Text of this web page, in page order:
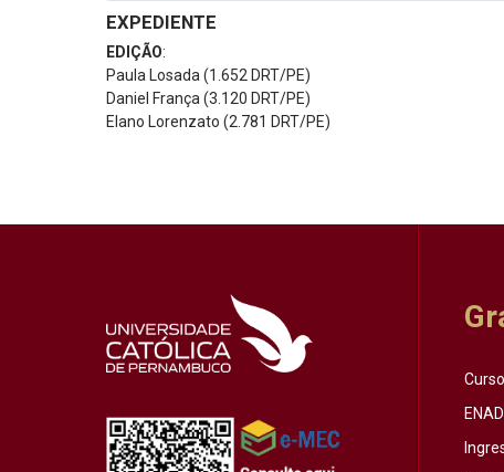
EXPEDIENTE
EDIÇÃO:
Paula Losada (1.652 DRT/PE)
Daniel França (3.120 DRT/PE)
Elano Lorenzato (2.781 DRT/PE)